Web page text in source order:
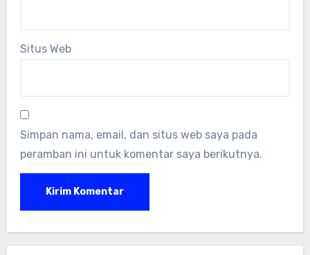
Situs Web
Simpan nama, email, dan situs web saya pada
peramban ini untuk komentar saya berikutnya.